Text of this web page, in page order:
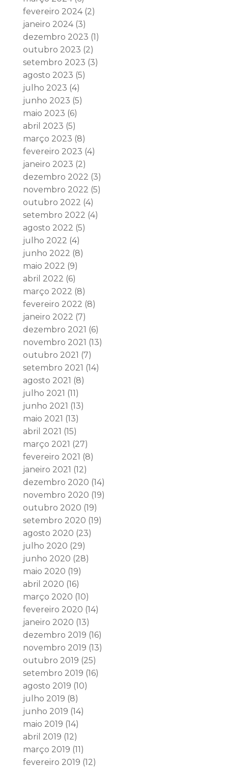
fevereiro 2024(2)
janeiro 2024(3)
dezembro 2023 (1)
outubro 2023 (2)
setembro 2023 (3)
agosto 2023 (5)
julho 2023 (4)
junho 2023 (5)
maio 2023 (6)
abril 2023 (5)
março 2023 (8)
fevereiro 2023 (4)
janeiro 2023 (2)
dezembro 2022 (3)
novembro 2022 (5)
outubro 2022 (4)
setembro 2022 (4)
agosto 2022 (5)
julho 2022 (4)
junho 2022 (8)
maio 2022 (9)
abril 2022 (6)
março 2022 (8)
fevereiro 2022 (8)
janeiro 2022 (7)
dezembro 2021 (6)
novembro 2021 (13)
outubro 2021 (7)
setembro 2021 (14)
agosto 2021 (8)
julho 2021 (11)
junho 2021 (13)
maio 2021 (13)
abril 2021 (15)
março 2021 (27)
fevereiro 2021 (8)
janeiro 2021 (12)
dezembro 2020 (14)
novembro 2020 (19)
outubro 2020 (19)
setembro 2020 (19)
agosto 2020 (23)
julho 2020 (29)
junho 2020 (28)
maio 2020 (19)
abril 2020 (16)
março 2020 (10)
fevereiro 2020 (14)
janeiro 2020 (13)
dezembro 2019 (16)
novembro 2019 (13)
outubro 2019 (25)
setembro 2019 (16)
agosto 2019 (10)
julho 2019 (8)
junho 2019 (14)
maio 2019 (14)
abril 2019 (12)
março 2019 (11)
fevereiro 2019 (12)